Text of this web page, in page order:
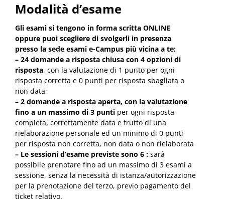
Modalità d’esame
Gli esami si tengono in forma scritta ONLINE
oppure puoi scegliere di svolgerli in presenza
presso la sede esami e-Campus più vicina a te:
– 24 domande a risposta chiusa con 4 opzioni di
risposta, con la valutazione di 1 punto per ogni
risposta corretta e 0 punti per risposta sbagliata o
non data;
– 2 domande a risposta aperta, con la valutazione
fino a un massimo di 3 punti per ogni risposta
completa, correttamente data e frutto di una
rielaborazione personale ed un minimo di 0 punti
per risposta non corretta, non data o non rielaborata
– Le sessioni d’esame previste sono 6 : sarà
possibile prenotare fino ad un massimo di 3 esami a
sessione, senza la necessità di istanza/autorizzazione
per la prenotazione del terzo, previo pagamento del
ticket relativo.